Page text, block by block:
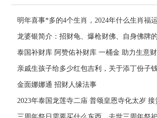
明年喜事*多的4个生肖，2024年什么生肖福
龙婆银简介：招财龟、爆枪财佛、自身佛牌
泰国补财库 阿赞佑补财库 一桶金 助力生意
亲戚生孩子给多少红包吉利，关于添丁份子
金面娜娜通 招财人缘法事
2023年泰国龙莲寺二庙 普颂皇恩寺化太岁